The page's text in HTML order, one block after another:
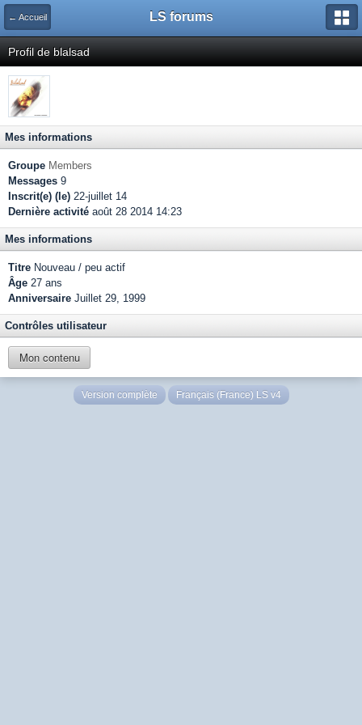
← Accueil LS forums
Profil de blalsad
Mes informations
Groupe Members
Messages 9
Inscrit(e) (le) 22-juillet 14
Dernière activité août 28 2014 14:23
Mes informations
Titre Nouveau / peu actif
Âge 27 ans
Anniversaire Juillet 29, 1999
Contrôles utilisateur
Mon contenu
Version complète Français (France) LS v4